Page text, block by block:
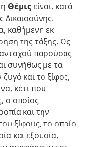
Θέμιςείναι, κατά
Δικαιοσύνης.
καθήμενη εκ
της τάξης. Ως
παρούσας
συνήθως με τα
και το ξίφος,
κάτι που
ο οποίος
και την
ξίφους, το οποίο
και εξουσία,